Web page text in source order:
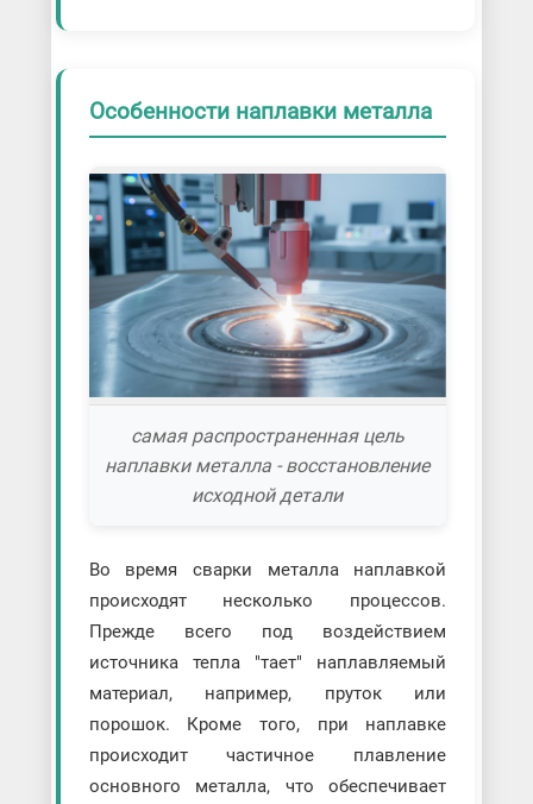
Особенности наплавки металла
самая распространенная цель
наплавки металла - восстановление
исходной детали
Во время сварки металла наплавкой
происходят несколько процессов.
Прежде всего под воздействием
источника тепла "тает" наплавляемый
материал, например, пруток или
порошок. Кроме того, при наплавке
происходит частичное плавление
основного металла, что обеспечивает